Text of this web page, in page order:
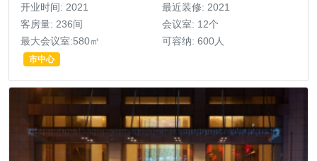
开业时间: 2021
最近装修: 2021
客房量: 236间
会议室: 12个
最大会议室:580㎡
可容纳: 600人
市中心